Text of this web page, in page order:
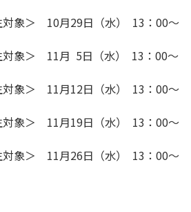
象＞ 10月29日（水） 13：00～
象＞ 11月 5日（水） 13：00～
象＞ 11月12日（水） 13：00～
＞ 11月19日（水） 13：00～
＞ 11月26日（水） 13：00～